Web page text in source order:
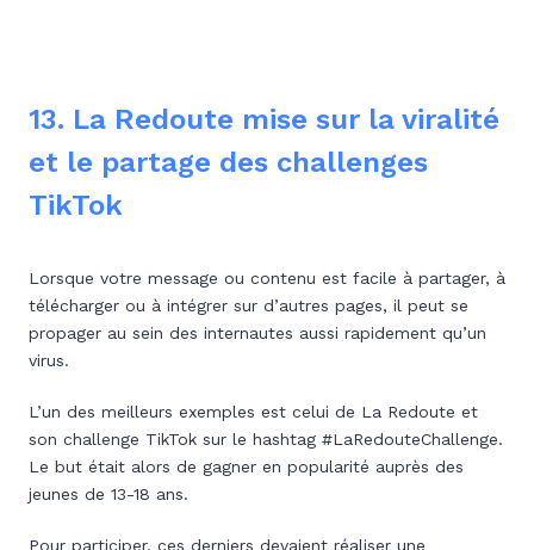
13. La Redoute mise sur la viralité
et le partage des challenges
TikTok
Lorsque votre message ou contenu est facile à partager, à
télécharger ou à intégrer sur d’autres pages, il peut se
propager au sein des internautes aussi rapidement qu’un
virus.
L’un des meilleurs exemples est celui de La Redoute et
son challenge TikTok sur le hashtag #LaRedouteChallenge.
Le but était alors de gagner en popularité auprès des
jeunes de 13-18 ans.
Pour participer, ces derniers devaient réaliser une